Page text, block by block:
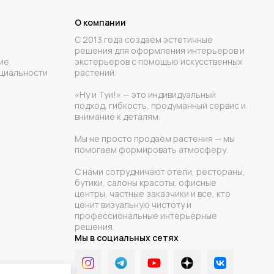
О компании
С 2013 года создаём эстетичные
решения для оформления интерьеров и
экстерьеров с помощью искусственных
растений.
«Ну и Туи!» — это индивидуальный
подход, гибкость, продуманный сервис и
внимание к деталям.
Мы не просто продаём растения — мы
помогаем формировать атмосферу.
С нами сотрудничают отели, рестораны,
бутики, салоны красоты, офисные
центры, частные заказчики и все, кто
ценит визуальную чистоту и
профессиональные интерьерные
решения.
Мы в социальных сетях